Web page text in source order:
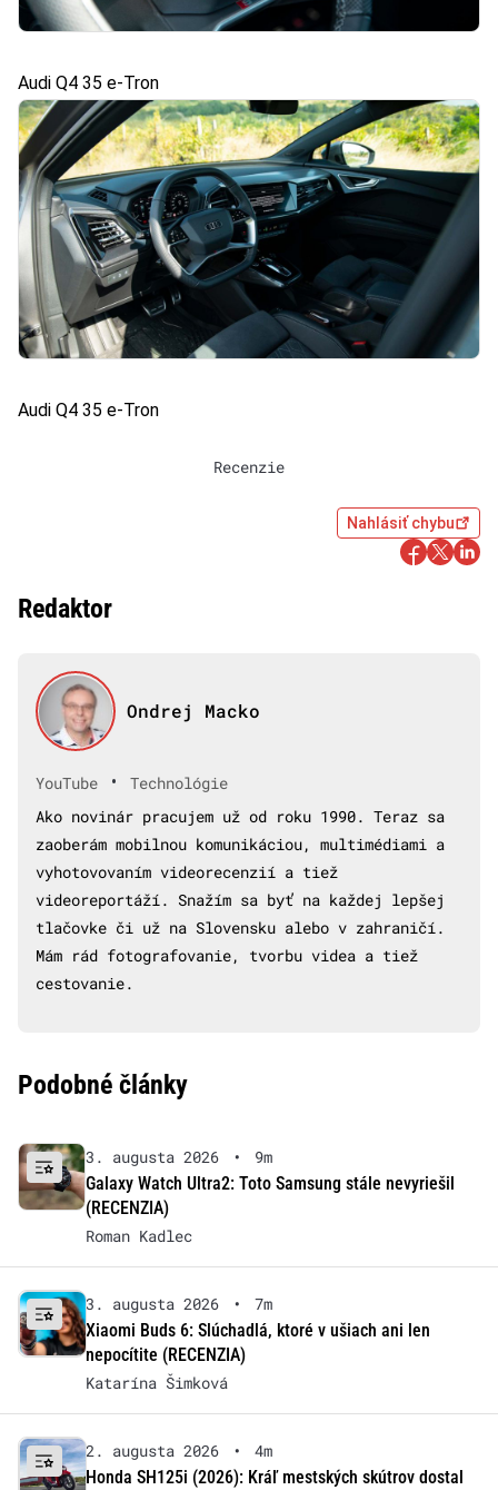
Audi Q4 35 e-Tron
Audi Q4 35 e-Tron
Recenzie
Nahlásiť chybu
Redaktor
Ondrej Macko
YouTube •
Technológie
Ako novinár pracujem už od roku 1990. Teraz sa
zaoberám mobilnou komunikáciou, multimédiami a
vyhotovovaním videorecenzií a tiež
videoreportáží. Snažím sa byť na každej lepšej
tlačovke či už na Slovensku alebo v zahraničí.
Mám rád fotografovanie, tvorbu videa a tiež
cestovanie.
Podobné články
3. augusta 2026 •
9m
Galaxy Watch Ultra2: Toto Samsung stále nevyriešil
(RECENZIA)
Roman Kadlec
3. augusta 2026 •
7m
Xiaomi Buds 6: Slúchadlá, ktoré v ušiach ani len
nepocítite (RECENZIA)
Katarína Šimková
2. augusta 2026 •
4m
Honda SH125i (2026): Kráľ mestských skútrov dostal